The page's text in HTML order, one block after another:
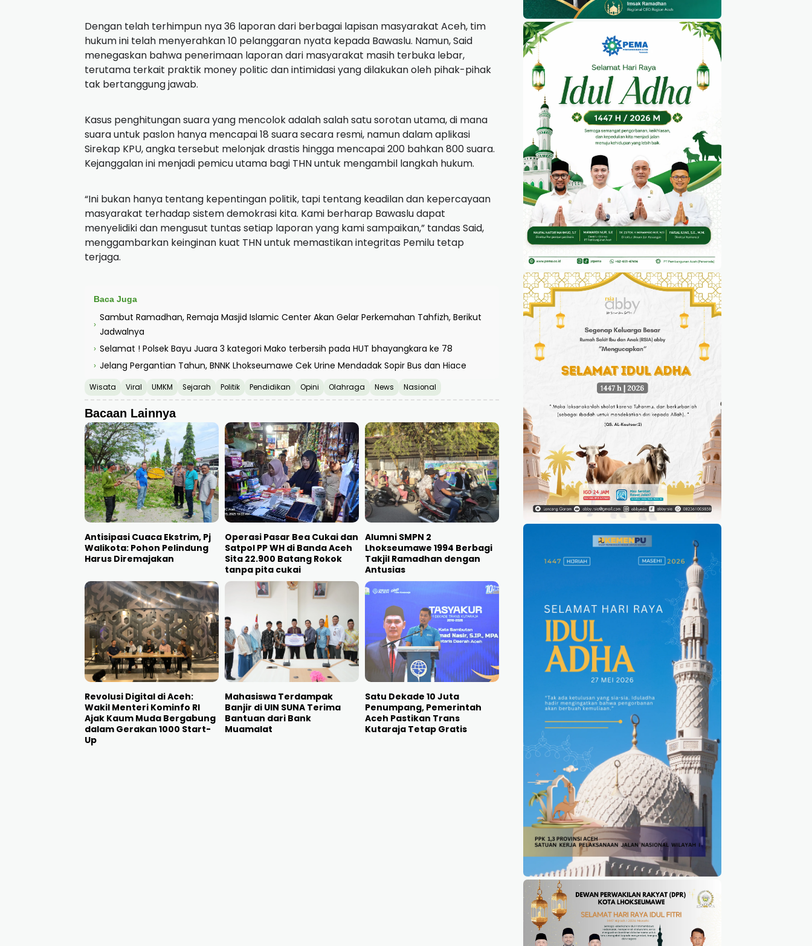
Dengan telah terhimpun nya 36 laporan dari berbagai lapisan masyarakat Aceh, tim
hukum ini telah menyerahkan 10 pelanggaran nyata kepada Bawaslu. Namun, Said
menegaskan bahwa penerimaan laporan dari masyarakat masih terbuka lebar,
terutama terkait praktik money politic dan intimidasi yang dilakukan oleh pihak-pihak
tak bertanggung jawab.
Kasus penghitungan suara yang mencolok adalah salah satu sorotan utama, di mana
suara untuk paslon hanya mencapai 18 suara secara resmi, namun dalam aplikasi
Sirekap KPU, angka tersebut melonjak drastis hingga mencapai 200 bahkan 800 suara.
Kejanggalan ini menjadi pemicu utama bagi THN untuk mengambil langkah hukum.
“Ini bukan hanya tentang kepentingan politik, tapi tentang keadilan dan kepercayaan
masyarakat terhadap sistem demokrasi kita. Kami berharap Bawaslu dapat
menyelidiki dan mengusut tuntas setiap laporan yang kami sampaikan,” tandas Said,
menggambarkan keinginan kuat THN untuk memastikan integritas Pemilu tetap
terjaga.
Baca Juga
›
Sambut Ramadhan, Remaja Masjid Islamic Center Akan Gelar Perkemahan Tahfizh, Berikut
Jadwalnya
› Selamat ! Polsek Bayu Juara 3 kategori Mako terbersih pada HUT bhayangkara ke 78
› Jelang Pergantian Tahun, BNNK Lhokseumawe Cek Urine Mendadak Sopir Bus dan Hiace
Wisata Viral UMKM Sejarah Politik Pendidikan Opini Olahraga News Nasional
Bacaan Lainnya
Antisipasi Cuaca Ekstrim, Pj
Walikota: Pohon Pelindung
Harus Diremajakan
Operasi Pasar Bea Cukai dan
Satpol PP WH di Banda Aceh
Sita 22.900 Batang Rokok
tanpa pita cukai
Alumni SMPN 2
Lhokseumawe 1994 Berbagi
Takjil Ramadhan dengan
Antusias
Revolusi Digital di Aceh:
Wakil Menteri Kominfo RI
Ajak Kaum Muda Bergabung
dalam Gerakan 1000 Start-
Up
Mahasiswa Terdampak
Banjir di UIN SUNA Terima
Bantuan dari Bank
Muamalat
Satu Dekade 10 Juta
Penumpang, Pemerintah
Aceh Pastikan Trans
Kutaraja Tetap Gratis